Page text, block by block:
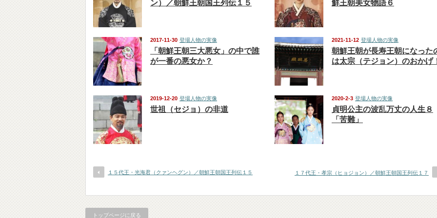
ン）／朝鮮王朝国王列伝１５ 鮮王朝美女物語６
2017-11-30 登場人物の実像
「朝鮮王朝三大悪女」の中で誰
が一番の悪女か？
2021-11-12 登場人物の実像
朝鮮王朝が長寿王朝になった
は太宗（テジョン）のおかげ
2019-12-20 登場人物の実像
世祖（セジョ）の非道
2020-2-3 登場人物の実像
貞明公主の波乱万丈の人生８
「苦難」
１５代王・光海君（クァンヘグン）／朝鮮王朝国王列伝１５ １７代王・孝宗（ヒョジョン）／朝鮮王朝国王列伝１７
トップページに戻る